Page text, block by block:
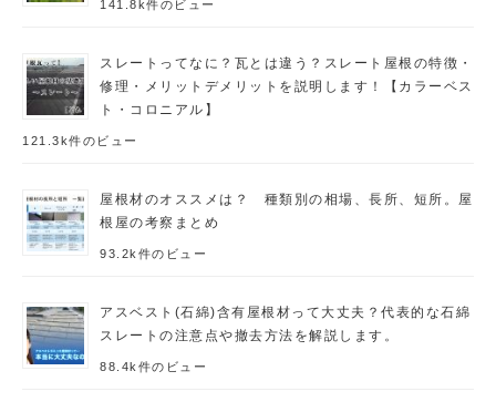
141.8k件のビュー
スレートってなに？瓦とは違う？スレート屋根の特徴・
修理・メリットデメリットを説明します！【カラーベス
ト・コロニアル】
121.3k件のビュー
屋根材のオススメは？ 種類別の相場、長所、短所。屋
根屋の考察まとめ
93.2k件のビュー
アスベスト(石綿)含有屋根材って大丈夫？代表的な石綿
スレートの注意点や撤去方法を解説します。
88.4k件のビュー